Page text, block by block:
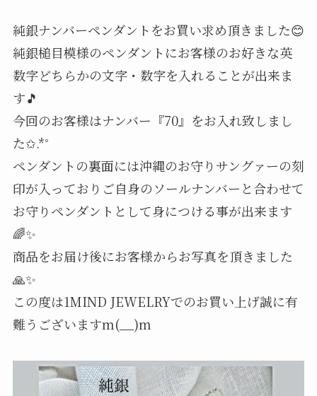
純銀ナンバーペンダントをお買い求め頂きました😊
純銀槌目模様のペンダントにお客様のお好きな英
数字どちらかの文字・数字を入れることが出来ま
す🎵
今回のお客様はナンバー『70』をお入れ致しまし
た✩.*˚
ペンダントの裏面には沖縄のお守りサングァーの刻
印が入っておりご自身のソールナンバーと合わせて
お守りペンダントとして身につける事が出来ます
🌈✨
商品をお届け後にお客様からお写真を頂きました
🙏✨
この度は1MIND JEWELRYでのお買い上げ誠に有
難うございますm(__)m